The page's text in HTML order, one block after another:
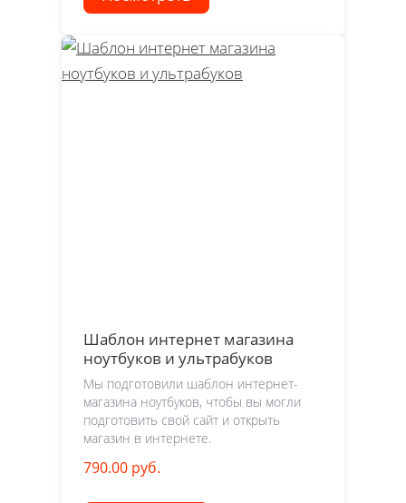
Шаблон интернет магазина
ноутбуков и ультрабуков
Мы подготовили шаблон интернет-
магазина ноутбуков, чтобы вы могли
подготовить свой сайт и открыть
магазин в интернете.
790.00 руб.